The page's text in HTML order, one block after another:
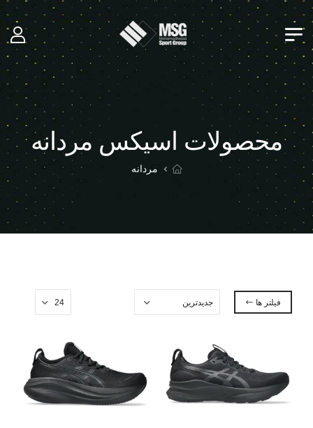
محصولات اسیکس مردانه
مردانه
فیلتر ها